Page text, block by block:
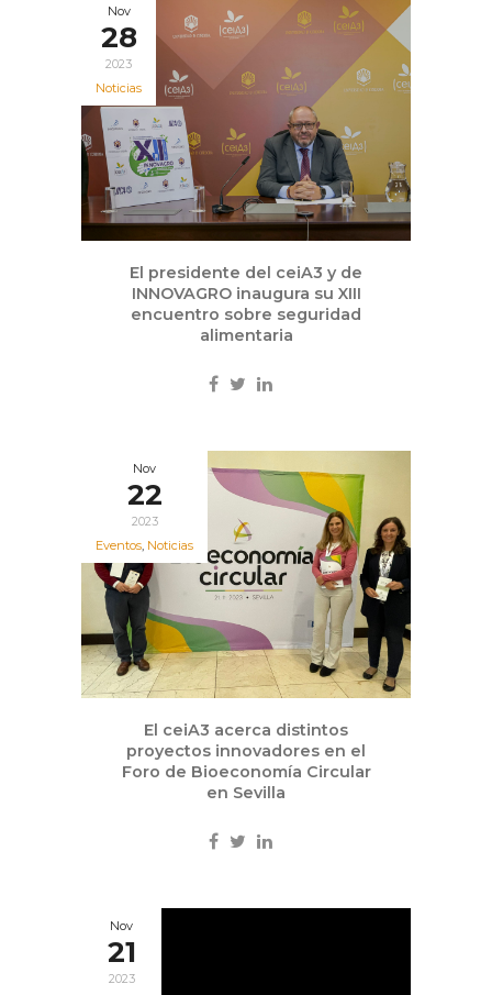
Nov
28
2023
Noticias
El presidente del ceiA3 y de
INNOVAGRO inaugura su XIII
encuentro sobre seguridad
alimentaria
Nov
22
2023
Eventos, Noticias
El ceiA3 acerca distintos
proyectos innovadores en el
Foro de Bioeconomía Circular
en Sevilla
Nov
21
2023